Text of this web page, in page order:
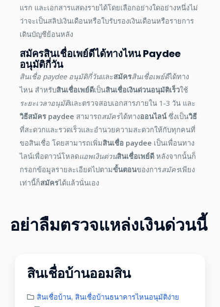
แรก และเอกสารแสดงรายได้โดยเลือกอย่างใดอย่างหนึ่งไม่
ว่าจะเป็นสลิปเงินเดือนหรือใบรับรองเงินเดือนหรือรายการ
เดินบัญชีย้อนหลัง
สมัครสินเชื่อเพย์ดีได้ทางไหนPaydee
อนุมัติกี่วัน
สินเชื่อ paydee อนุมัติกี่วันและสมัครสินเชื่อเพย์ดีได้ทาง
ไหน สำหรับสินเชื่อเพย์ดีเป็นสินเชื่อเงินด่วนอนุมัติเร็วใช้
ระยะเวลาอนุมัติและตรวจสอบเอกสารภายใน 1-3 วัน และ
วิธีสมัคร paydee สามารถสมัครได้ทางออนไลน์ ซึ่งเป็นวิธี
ที่สะดวกและรวดเร็วและอำนวยความสะดวกให้กับทุกคนที่
ขอสินเชื่อ โดยสามารถเพิ่มสินเชื่อ paydee เป็นเพื่อนทาง
ไลน์เพื่อดาวน์โหลดแอพเงินด่วนสินเชื่อเพย์ดี หลังจากนั้นก็
กรอกข้อมูลรายละเอียดไปตามขั้นตอนของการสมัครเพียง
เท่านี้ก็สมัครได้แล้วนั่นเอง
อย่าลืมตรวจแหล่งเงินด่วนนี้
สินเชื่อบ้านออมสิน
สินเชื่อบ้าน, สินเชื่อบ้านธนาคารไหนอนุมัติง่าย